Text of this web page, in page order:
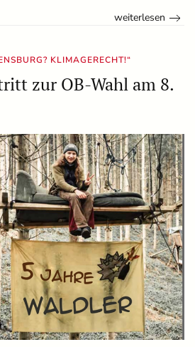
weiterlesen
KLIMAGERECHT!“
zur OB-Wahl am 8.